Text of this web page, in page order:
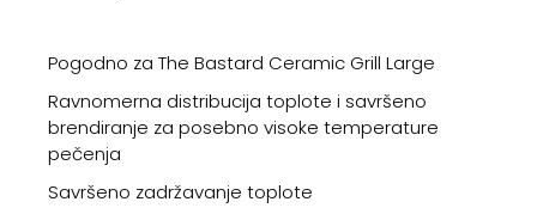
Pogodno za The Bastard Ceramic Grill Large
Ravnomerna distribucija toplote i savršeno
brendiranje za posebno visoke temperature
pečenja
Savršeno zadržavanje toplote